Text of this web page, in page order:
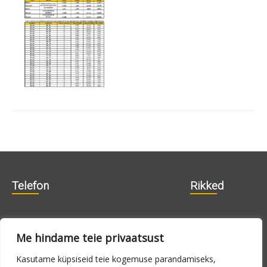
Me hindame teie privaatsust
Kasutame küpsiseid teie kogemuse parandamiseks,
Telefon Rikked
715 0180